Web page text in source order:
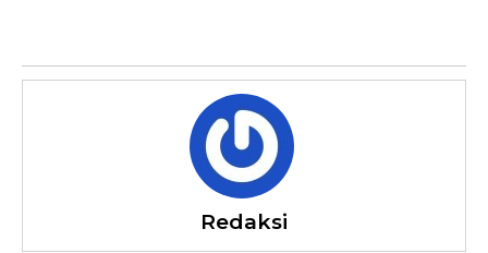
Redaksi